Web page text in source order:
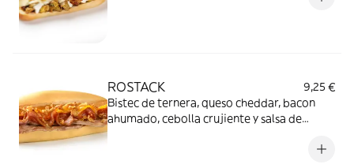
ROSTACK
9,25 €
Bistec de ternera, queso cheddar, bacon
ahumado, cebolla crujiente y salsa de